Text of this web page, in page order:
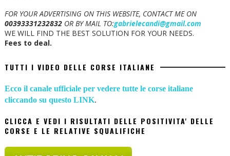
FOR YOUR ADVERTISING ON THIS WEBSITE, CONTACT ME ON
00393331232832OR BY MAIL TO:gabrielecandi@gmail.com
WE WILL FIND THE BEST SOLUTION FOR YOUR NEEDS.
Fees to deal.
TUTTI I VIDEO DELLE CORSE ITALIANE
Ecco il canale ufficiale per vedere tutte le corse italiane
cliccando su questo LINK.
CLICCA E VEDI I RISULTATI DELLE POSITIVITA' DELLE
CORSE E LE RELATIVE SQUALIFICHE